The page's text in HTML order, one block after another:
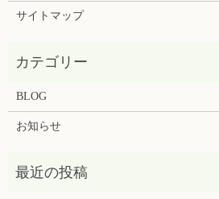
サイトマップ
BLOG
お知らせ